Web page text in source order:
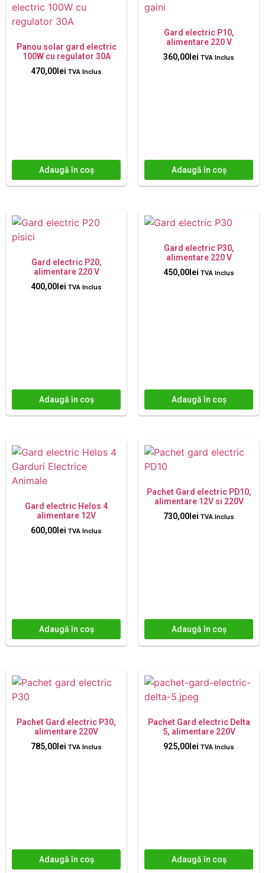
Panou solar gard electric
100W cu regulator 30A
470,00 lei TVA Inclus
Adaugă în coș
Gard electric P10,
alimentare 220 V
360,00 lei TVA Inclus
Adaugă în coș
Gard electric P20,
alimentare 220 V
400,00 lei TVA Inclus
Adaugă în coș
Gard electric P30,
alimentare 220 V
450,00 lei TVA Inclus
Adaugă în coș
Gard electric Helos 4
alimentare 12V
600,00 lei TVA Inclus
Adaugă în coș
Pachet Gard electric PD10,
alimentare 12V si 220V
730,00 lei TVA Inclus
Adaugă în coș
Pachet Gard electric P30,
alimentare 220V
785,00 lei TVA Inclus
Adaugă în coș
Pachet Gard electric Delta
5, alimentare 220V
925,00 lei TVA Inclus
Adaugă în coș